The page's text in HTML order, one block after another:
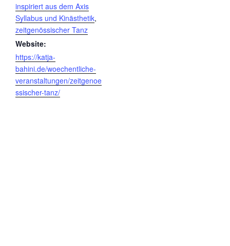
inspiriert aus dem Axis
Syllabus und Kinästhetik,
zeitgenössischer Tanz
Website:
https://katja-
bahini.de/woechentliche-
veranstaltungen/zeitgenoe
ssischer-tanz/